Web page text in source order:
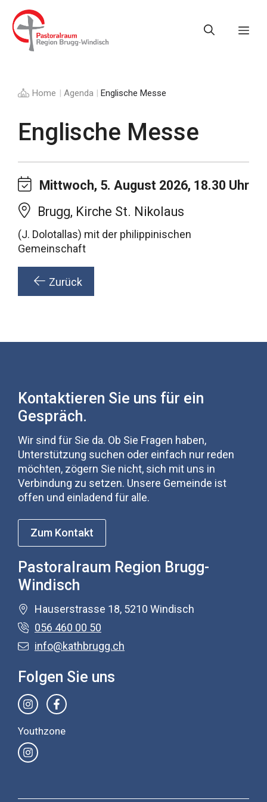
zum
Inhalt
Home | Agenda | Englische Messe
Englische Messe
Mittwoch, 5. August 2026, 18.30 Uhr
Brugg, Kirche St. Nikolaus
(J. Dolotallas) mit der philippinischen
Gemeinschaft
Zurück
Kontaktieren Sie uns für ein
Gespräch.
Wir sind für Sie da. Ob Sie Fragen haben,
Unterstützung suchen oder einfach nur reden
möchten, zögern Sie nicht, sich mit uns in
Verbindung zu setzen. Unsere Gemeinde ist
offen und einladend für alle.
Zum Kontakt
Pastoralraum Region Brugg-
Windisch
Hauserstrasse 18, 5210 Windisch
056 460 00 50
info@kathbrugg.ch
Folgen Sie uns
Youthzone